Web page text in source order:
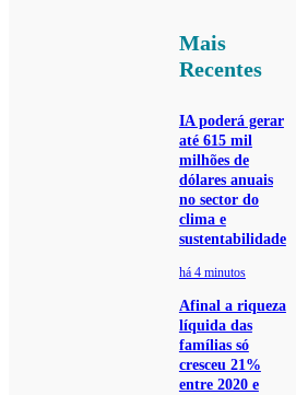
Mais
Recentes
IA poderá gerar
até 615 mil
milhões de
dólares anuais
no sector do
clima e
sustentabilidade
há 4 minutos
Afinal a riqueza
líquida das
famílias só
cresceu 21%
entre 2020 e